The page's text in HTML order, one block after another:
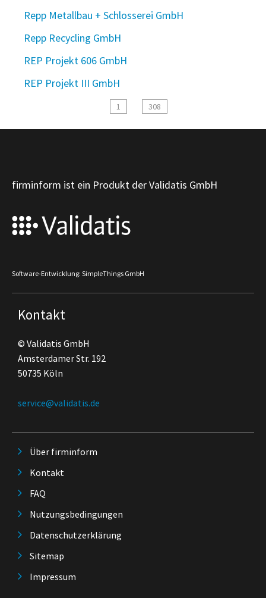
Repp Metallbau + Schlosserei GmbH
Repp Recycling GmbH
REP Projekt 606 GmbH
REP Projekt III GmbH
1 308
firminform ist ein Produkt der Validatis GmbH
Software-Entwicklung: SimpleThings GmbH
Kontakt
© Validatis GmbH
Amsterdamer Str. 192
50735 Köln
service@validatis.de
Über firminform
Kontakt
FAQ
Nutzungsbedingungen
Datenschutzerklärung
Sitemap
Impressum